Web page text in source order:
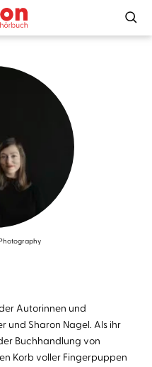
Autorinnen und
und Sharon Nagel. Als ihr
Buchhandlung von
Korb voller Fingerpuppen